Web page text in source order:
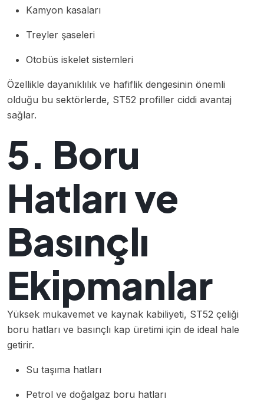
Kamyon kasaları
Treyler şaseleri
Otobüs iskelet sistemleri
Özellikle dayanıklılık ve hafiflik dengesinin önemli
olduğu bu sektörlerde, ST52 profiller ciddi avantaj
sağlar.
5. Boru
Hatları ve
Basınçlı
Ekipmanlar
Yüksek mukavemet ve kaynak kabiliyeti, ST52 çeliği
boru hatları ve basınçlı kap üretimi için de ideal hale
getirir.
Su taşıma hatları
Petrol ve doğalgaz boru hatları